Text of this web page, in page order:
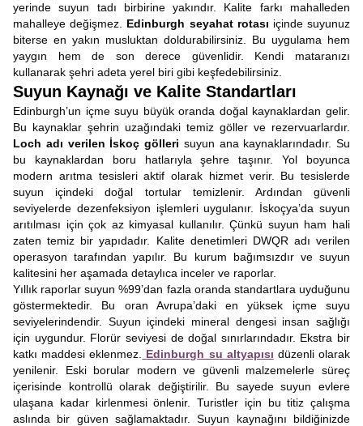
yerinde suyun tadı birbirine yakındır. Kalite farkı mahalleden
mahalleye değişmez. Edinburgh seyahat rotası içinde suyunuz
biterse en yakın musluktan doldurabilirsiniz. Bu uygulama hem
yaygın hem de son derece güvenlidir. Kendi mataranızı
kullanarak şehri adeta yerel biri gibi keşfedebilirsiniz.
Suyun Kaynağı ve Kalite Standartları
Edinburgh’un içme suyu büyük oranda doğal kaynaklardan gelir.
Bu kaynaklar şehrin uzağındaki temiz göller ve rezervuarlardır.
Loch adı verilen İskoç gölleri suyun ana kaynaklarındadır. Su
bu kaynaklardan boru hatlarıyla şehre taşınır. Yol boyunca
modern arıtma tesisleri aktif olarak hizmet verir. Bu tesislerde
suyun içindeki doğal tortular temizlenir. Ardından güvenli
seviyelerde dezenfeksiyon işlemleri uygulanır. İskoçya’da suyun
arıtılması için çok az kimyasal kullanılır. Çünkü suyun ham hali
zaten temiz bir yapıdadır. Kalite denetimleri DWQR adı verilen
operasyon tarafından yapılır. Bu kurum bağımsızdır ve suyun
kalitesini her aşamada detaylıca inceler ve raporlar.
Yıllık raporlar suyun %99’dan fazla oranda standartlara uyduğunu
göstermektedir. Bu oran Avrupa’daki en yüksek içme suyu
seviyelerindendir. Suyun içindeki mineral dengesi insan sağlığı
için uygundur. Florür seviyesi de doğal sınırlarındadır. Ekstra bir
katkı maddesi eklenmez.
Edinburgh su altyapısı düzenli olarak
yenilenir. Eski borular modern ve güvenli malzemelerle süreç
içerisinde kontrollü olarak değiştirilir. Bu sayede suyun evlere
ulaşana kadar kirlenmesi önlenir. Turistler için bu titiz çalışma
aslında bir güven sağlamaktadır. Suyun kaynağını bildiğinizde